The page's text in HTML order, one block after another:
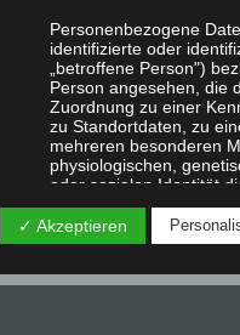
Personenbezogene
identifizierte oder
„betroffene Person")
Person angesehen, die
Zuordnung zu einer
zu Standortdaten, zu
mehreren besonderen
physiologischen,
oder sozialen Identität
werden kann.
✓ Akzeptieren